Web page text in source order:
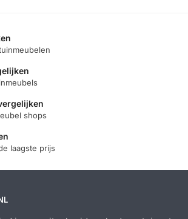
shops
laagste prijs